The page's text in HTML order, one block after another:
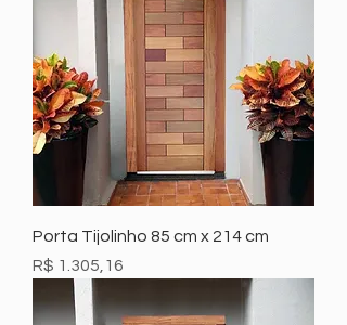
Porta Tijolinho 85 cm x 214 cm
Preço
R$ 1.305,16